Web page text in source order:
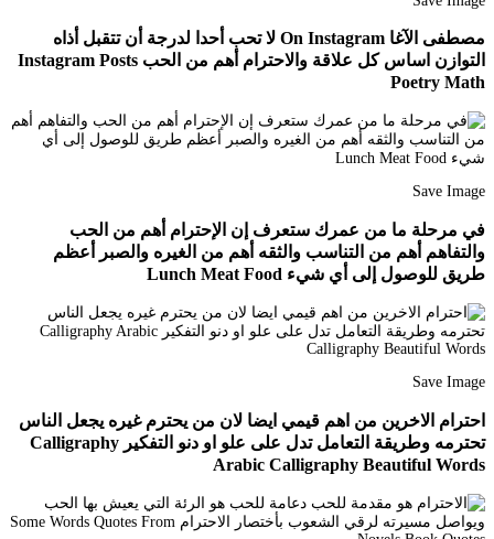
مصطفى الآغا On Instagram لا تحب أحدا لدرجة أن تتقبل أذاه
التوازن اساس كل علاقة والاحترام أهم من الحب Instagram Posts
Poetry Math
Save Image
في مرحلة ما من عمرك ستعرف إن الإحترام أهم من الحب
والتفاهم أهم من التناسب والثقه أهم من الغيره والصبر أعظم
طريق للوصول إلى أي شيء Lunch Meat Food
Save Image
احترام الاخرين من اهم قيمي ايضا لان من يحترم غيره يجعل الناس
تحترمه وطريقة التعامل تدل على علو او دنو التفكير Calligraphy
Arabic Calligraphy Beautiful Words